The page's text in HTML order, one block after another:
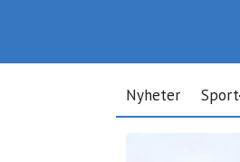
Nyheter Sport